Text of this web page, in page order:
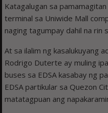
Katagalugan sa
terminal sa Uniwide Mall
naging tagumpay dahil na rin
At sa ilalim ng kasalukuyang
Rodrigo Duterte ay muling
buses sa EDSA kasabay ng
EDSA partikular sa Quezon
matatagpuan ang